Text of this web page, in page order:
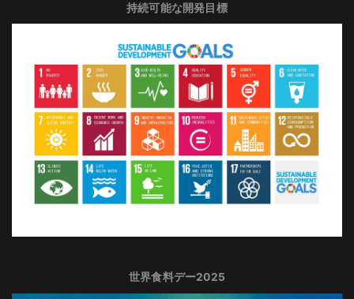
持続可能な開発目標
世界食料デー2025